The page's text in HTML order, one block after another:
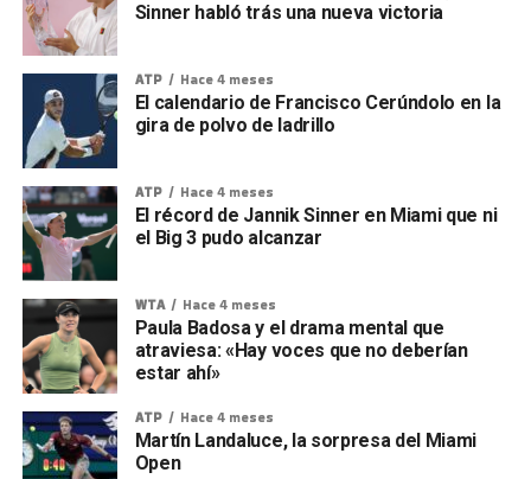
Sinner habló trás una nueva victoria
ATP Hace 4 meses
El calendario de Francisco Cerúndolo en la
gira de polvo de ladrillo
ATP Hace 4 meses
El récord de Jannik Sinner en Miami que ni
el Big 3 pudo alcanzar
WTA Hace 4 meses
Paula Badosa y el drama mental que
atraviesa: «Hay voces que no deberían
estar ahí»
ATP Hace 4 meses
Martín Landaluce, la sorpresa del Miami
Open